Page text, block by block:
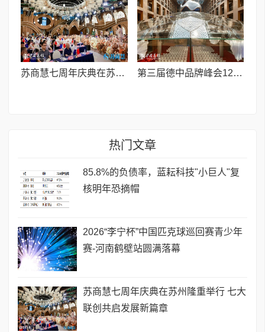
苏商慧七周年庆典在苏州隆重举行 七大联创共启发展新篇章 第三届德中品牌峰会12月将在柏林举办，聚焦人工智能时代品牌全球化发展
热门文章
85.8%的负债率，蓝耘科技"小巨人"复
核明年恐摘帽
2026“李宁杯”中国匹克球巡回赛青少年
赛-河南鹤壁站圆满落幕
苏商慧七周年庆典在苏州隆重举行 七大
联创共启发展新篇章